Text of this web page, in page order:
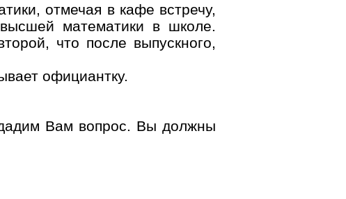
отмечая в кафе встречу,
математики в школе.
что после выпускного,
официантку.
Вам вопрос. Вы должны